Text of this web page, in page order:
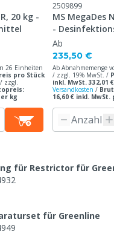
20 kg -
26 Einheiten
pro Stück
/ zzgl.
kg
2509899
MS MegaDes
-
Ab
235,50 €
Ab Abnahmemenge
/ zzgl. 19% MwSt. /
inkl. MwSt. 332,01 €
Versandkosten /
16,60 € inkl. MwSt.
für Restrictor für
für Greenline